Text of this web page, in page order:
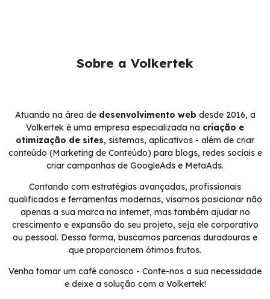
Sobre a Volkertek
Atuando na área de desenvolvimento web desde 2016, a
Volkertek é uma empresa especializada na criação e
otimização de sites, sistemas, aplicativos - além de criar
conteúdo (Marketing de Conteúdo) para blogs, redes sociais e
criar campanhas de GoogleAds e MetaAds.
Contando com estratégias avançadas, profissionais
qualificados e ferramentas modernas, visamos posicionar não
apenas a sua marca na internet, mas também ajudar no
crescimento e expansão do seu projeto, seja ele corporativo
ou pessoal. Dessa forma, buscamos parcerias duradouras e
que proporcionem ótimos frutos.
Venha tomar um café conosco - Conte-nos a sua necessidade
e deixe a solução com a Volkertek!